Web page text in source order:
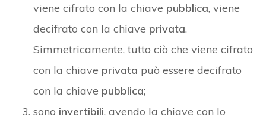
viene cifrato con la chiave pubblica, viene
decifrato con la chiave privata.
Simmetricamente, tutto ciò che viene cifrato
con la chiave privata può essere decifrato
con la chiave pubblica;
sono invertibili, avendo la chiave con lo